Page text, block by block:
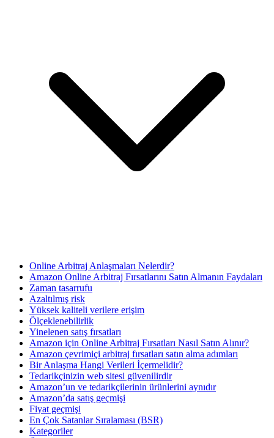
Online Arbitraj Anlaşmaları Nelerdir?
Amazon Online Arbitraj Fırsatlarını Satın Almanın Faydaları
Zaman tasarrufu
Azaltılmış risk
Yüksek kaliteli verilere erişim
Ölçeklenebilirlik
Yinelenen satış fırsatları
Amazon için Online Arbitraj Fırsatları Nasıl Satın Alınır?
Amazon çevrimiçi arbitraj fırsatları satın alma adımları
Bir Anlaşma Hangi Verileri İçermelidir?
Tedarikçinizin web sitesi güvenilirdir
Amazon’un ve tedarikçilerinin ürünlerini aynıdır
Amazon’da satış geçmişi
Fiyat geçmişi
En Çok Satanlar Sıralaması (BSR)
Kategoriler